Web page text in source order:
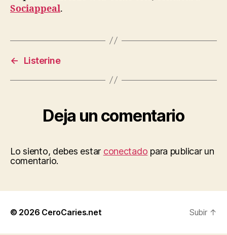
Sociappeal.
← Listerine
Deja un comentario
Lo siento, debes estar conectado para publicar un
comentario.
© 2026 CeroCaries.net Subir ↑